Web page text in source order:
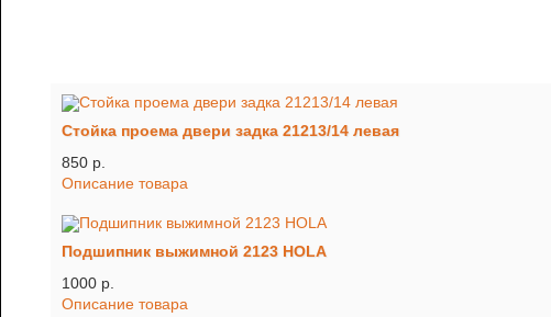
Стойка проема двери задка 21213/14 левая
850 p.
Описание товара
Подшипник выжимной 2123 HOLA
1000 p.
Описание товара